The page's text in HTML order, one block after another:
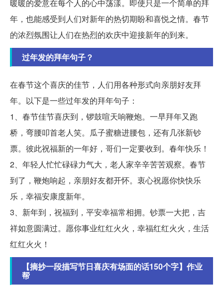
暖暖的爱意在每个人的心中荡漾。即使只是一个简单的拜
年，也能感受到人们对新年的热切期盼和喜悦之情。春节
的浓烈氛围让人们在热烈的欢庆中迎接新年的到来。
过年发的拜年句子？
在春节这个喜庆的佳节，人们用各种形式向亲朋好友拜
年。以下是一些过年发的拜年句子：
1、春节佳节喜庆到，锣鼓喧天响鞭炮。一早拜年又跑
桥，弯腰叩首老人笑。瓜子蜜糖进腰包，还有几张新钞
票。彼此祝福新的一年好，哥们一定要收到。春年快乐！
2、年轻人忙忙碌碌力气大，老人家辛辛苦苦观察。春节
到了，鞭炮响起，亲朋好友都开怀。衷心祝愿你快快乐
乐，幸福安康度新年。
3、新年到，祝福到，平安幸福常相拥。钞票一大把，吉
祥如意圆满过。愿你事业红红火火，幸福红红火火，生活
红红火火！
【摘抄一段描写节日喜庆有场面的话150个字】作业
帮